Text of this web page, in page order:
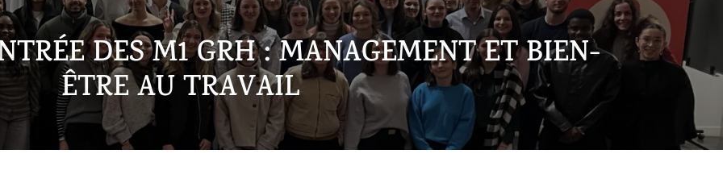
DES M1 GRH : MANAGEMENT ET BIEN-
ÊTRE AU TRAVAIL